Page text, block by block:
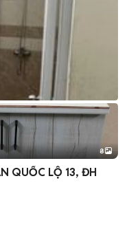
+2
8
QUỐC LỘ 13, ĐH